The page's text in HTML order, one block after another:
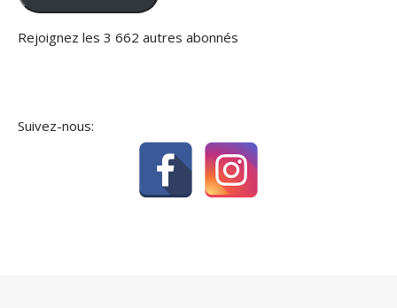
Rejoignez les 3 662 autres abonnés
Suivez-nous: